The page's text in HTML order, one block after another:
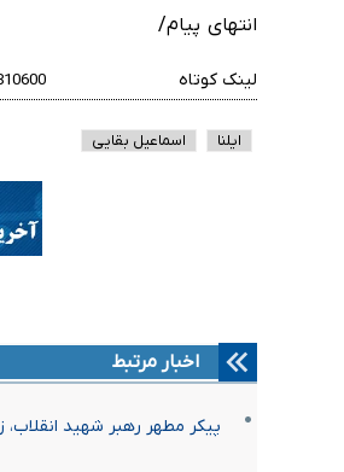
انتهای پیام/
لینک کوتاه
ایلنا اسماعیل بقایی
اخبار مرتبط
پیکر مطهر رهبر شهید